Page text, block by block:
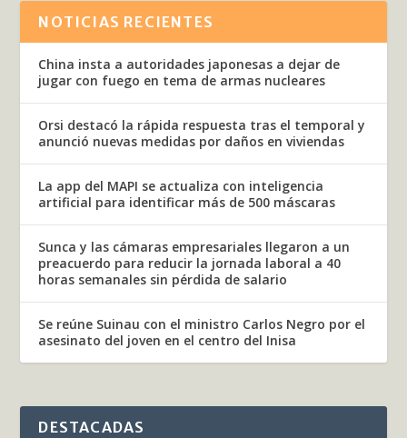
NOTICIAS RECIENTES
China insta a autoridades japonesas a dejar de
jugar con fuego en tema de armas nucleares
Orsi destacó la rápida respuesta tras el temporal y
anunció nuevas medidas por daños en viviendas
La app del MAPI se actualiza con inteligencia
artificial para identificar más de 500 máscaras
Sunca y las cámaras empresariales llegaron a un
preacuerdo para reducir la jornada laboral a 40
horas semanales sin pérdida de salario
Se reúne Suinau con el ministro Carlos Negro por el
asesinato del joven en el centro del Inisa
DESTACADAS